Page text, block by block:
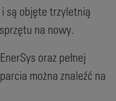
są objęte trzyletnią
na nowy.
oraz pełnej
można znaleźć na